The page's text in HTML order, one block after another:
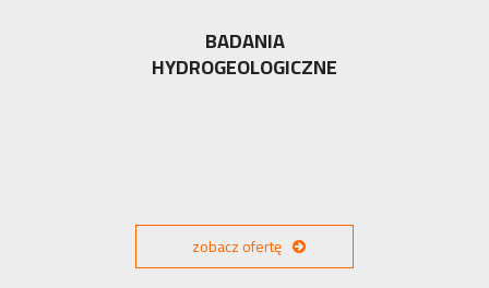
BADANIA
HYDROGEOLOGICZNE
zobacz ofertę